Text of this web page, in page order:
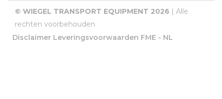
© WIEGEL TRANSPORT EQUIPMENT 2026 | Alle
rechten voorbehouden
Disclaimer Leveringsvoorwaarden FME - NL